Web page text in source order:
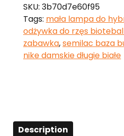
SKU: 3b70d7e60f95
Tags: mała lampa do
odżywka do rzęs
zabawka,semilac baza
nike damskie długie białe
Description